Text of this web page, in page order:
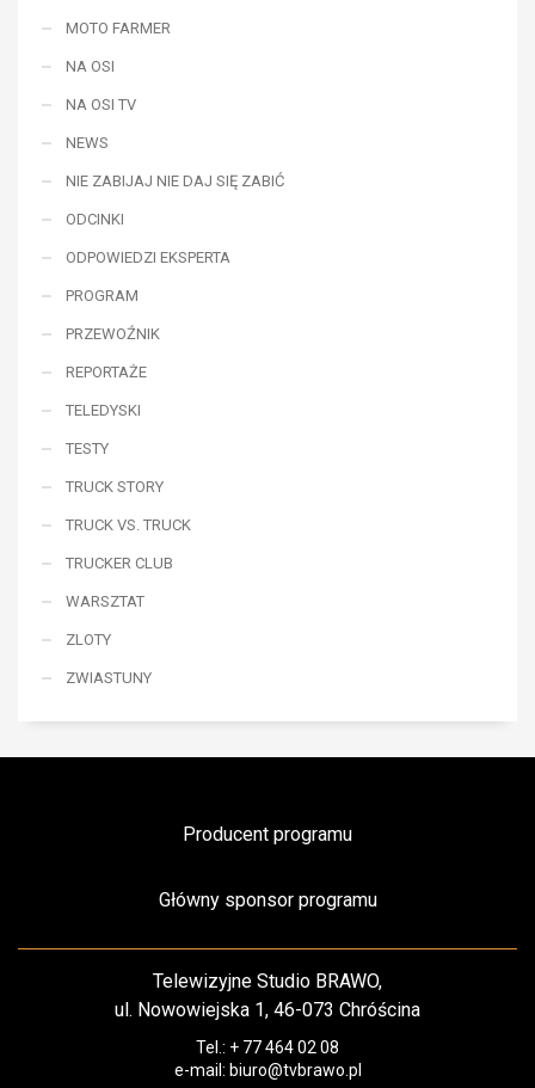
MOTO FARMER
NA OSI
NA OSI TV
NEWS
NIE ZABIJAJ NIE DAJ SIĘ ZABIĆ
ODCINKI
ODPOWIEDZI EKSPERTA
PROGRAM
PRZEWOŹNIK
REPORTAŻE
TELEDYSKI
TESTY
TRUCK STORY
TRUCK VS. TRUCK
TRUCKER CLUB
WARSZTAT
ZLOTY
ZWIASTUNY
Producent programu
Główny sponsor programu
Telewizyjne Studio BRAWO,
ul. Nowowiejska 1, 46-073 Chróścina
Tel.: + 77 464 02 08
e-mail: biuro@tvbrawo.pl